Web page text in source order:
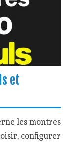
et
les montres
configurer